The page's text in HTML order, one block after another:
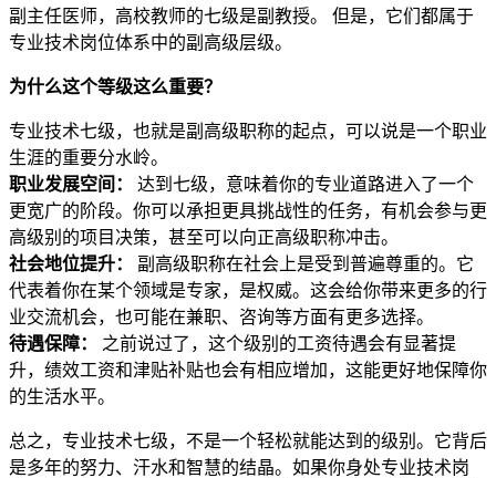
副主任医师，高校教师的七级是副教授。 但是，它们都属于
专业技术岗位体系中的副高级层级。
为什么这个等级这么重要？
专业技术七级，也就是副高级职称的起点，可以说是一个职业
生涯的重要分水岭。
职业发展空间：
达到七级，意味着你的专业道路进入了一个
更宽广的阶段。你可以承担更具挑战性的任务，有机会参与更
高级别的项目决策，甚至可以向正高级职称冲击。
社会地位提升：
副高级职称在社会上是受到普遍尊重的。它
代表着你在某个领域是专家，是权威。这会给你带来更多的行
业交流机会，也可能在兼职、咨询等方面有更多选择。
待遇保障：
之前说过了，这个级别的工资待遇会有显著提
升，绩效工资和津贴补贴也会有相应增加，这能更好地保障你
的生活水平。
总之，专业技术七级，不是一个轻松就能达到的级别。它背后
是多年的努力、汗水和智慧的结晶。如果你身处专业技术岗